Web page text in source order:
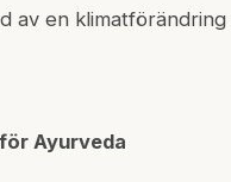
av en
Ayurveda